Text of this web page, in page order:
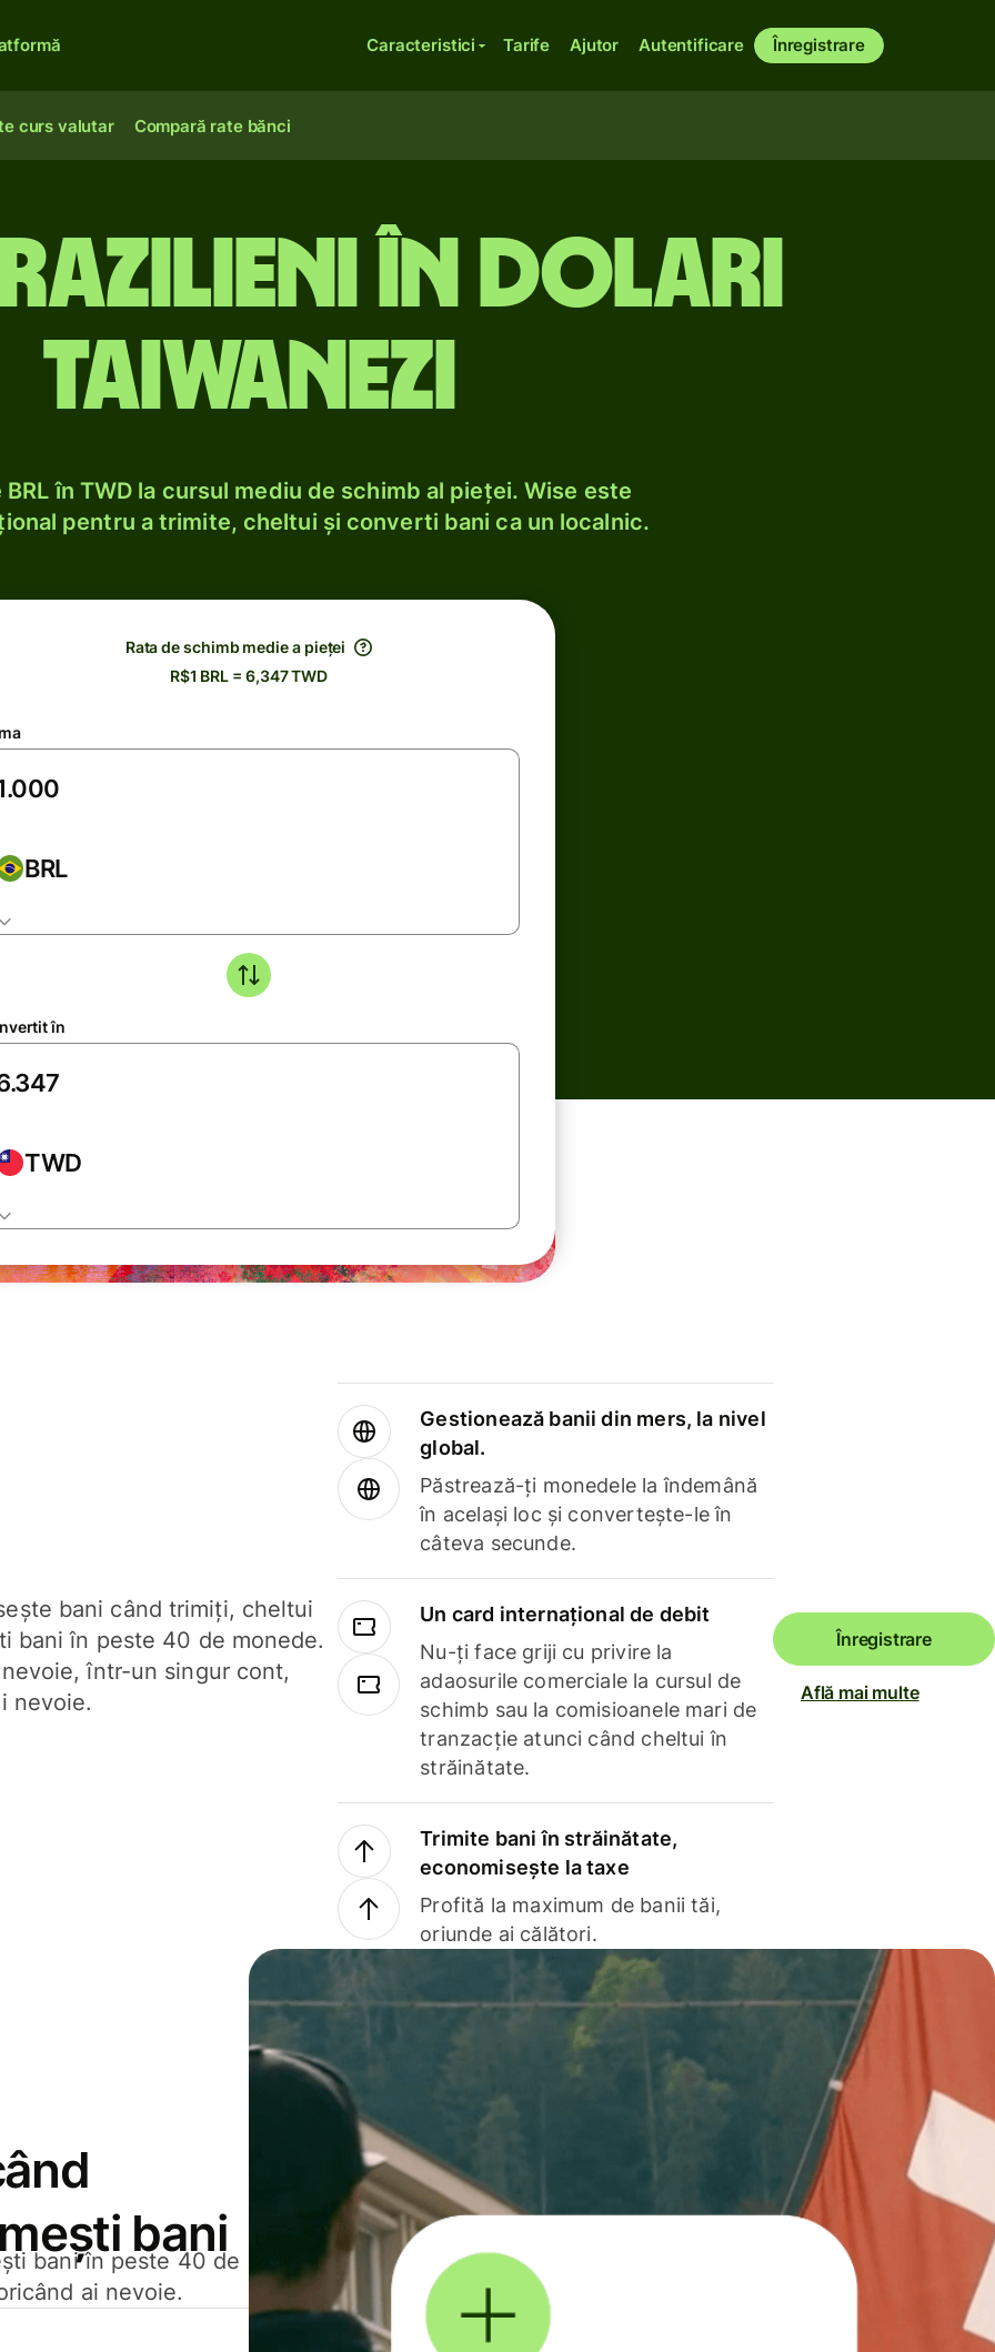
Caracteristici Tarife Ajutor Autentificare Înregistrare
curs valutar Compară rate bănci
în dolari
taiwanezi
în TWD la cursul mediu de schimb al pieței. Wise este
pentru a trimite, cheltui și converti bani ca un localnic.
Rata de schimb medie a pieței
R$1 BRL = 6,347 TWD
BRL
în
TWD
bani când trimiți, cheltui
bani în peste 40 de monede.
într-un singur cont,
nevoie.
Gestionează banii din mers, la nivel
global.
Păstrează-ți monedele la îndemână
în același loc și convertește-le în
câteva secunde.
Un card internațional de debit
Nu-ți face griji cu privire la
adaosurile comerciale la cursul de
schimb sau la comisioanele mari de
tranzacție atunci când cheltui în
străinătate.
Trimite bani în străinătate,
economisește la taxe
Profită la maximum de banii tăi,
oriunde ai călători.
Înregistrare
Află mai multe
bani
bani în peste 40 de
ai nevoie.